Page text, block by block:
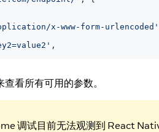
x-www-form-urlencoded'
,
查看所有可用的参数。
调试目前无法观测到 React